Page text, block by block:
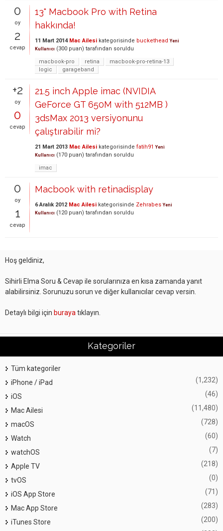
0
oy
2
cevap
13" Macbook Pro with Retina
hakkında!
11 Mart 2014 Mac Ailesi kategorisinde buckethead Yeni
Kullanıcı (300 puan) tarafından soruldu
macbook-pro
retina
macbook-pro-retina-13
logic
garageband
+2
oy
0
cevap
21.5 inch Apple imac (NVIDIA
GeForce GT 650M with 512MB )
3dsMax 2013 versiyonunu
çalıştırabilir mi?
21 Mart 2013 Mac Ailesi kategorisinde fatih91 Yeni
Kullanıcı (170 puan) tarafından soruldu
imac
0
oy
1
cevap
Macbook with retinadisplay
6 Aralık 2012 Mac Ailesi kategorisinde Zehrabes Yeni
Kullanıcı (120 puan) tarafından soruldu
Hoş geldiniz,
Sihirli Elma Soru & Cevap ile sorularınıza en kısa zamanda yanıt
alabilirsiniz. Sorunuzu sorun ve diğer kullanıcılar cevap versin.
Detaylı bilgi için buraya tıklayın.
Kategoriler
Tüm kategoriler
iPhone / iPad
(1,232)
iOS (46)
Mac Ailesi (11,480)
macOS (728)
Watch (60)
watchOS (7)
Apple TV (218)
tvOS (0)
iOS App Store (71)
Mac App Store (283)
iTunes Store
(200)